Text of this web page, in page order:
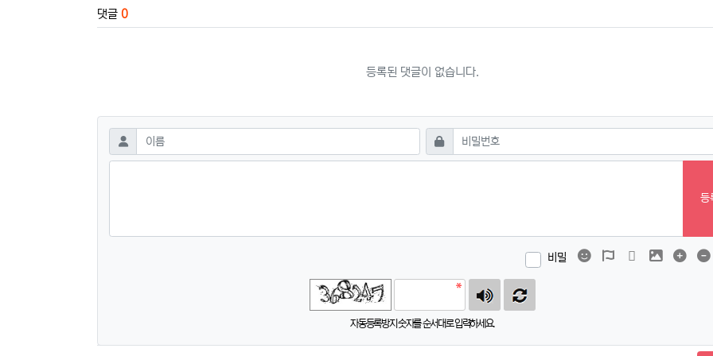
댓글 0
등록된 댓글이 없습니다.
댓글쓰기
이름 필수 비밀번호필수
등
비밀 이모티콘폰트어썸동영상 이미지 댓글
자동등록방지 숫자를 순서대로 입력하세요.